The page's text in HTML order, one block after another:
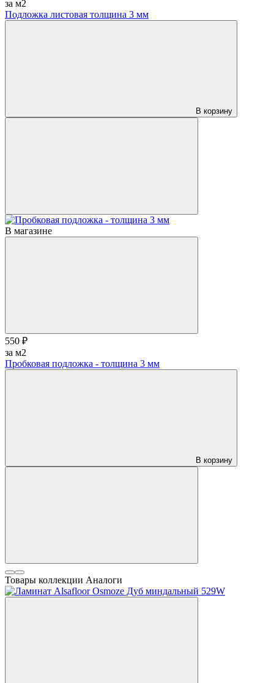
за м2
Подложка листовая толщина 3 мм
В корзину
В магазине
550 ₽
за м2
Пробковая подложка - толщина 3 мм
В корзину
Товары коллекции Аналоги